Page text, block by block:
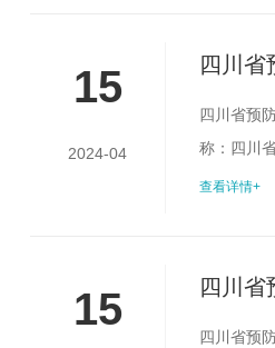
15
2024-04
四川
四川省预
称：四川
壹万元整
查看详情+
15 四川
四川省预